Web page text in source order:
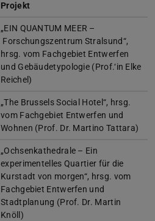
Projekt
„EIN QUANTUM MEER –
Forschungszentrum Stralsund“,
hrsg. vom Fachgebiet Entwerfen
und Gebäudetypologie (Prof.‘in Elke
Reichel)
„The Brussels Social Hotel“, hrsg.
vom Fachgebiet Entwerfen und
Wohnen (Prof. Dr. Martino Tattara)
„Ochsenkathedrale – Ein
experimentelles Quartier für die
Kurstadt von morgen“, hrsg. vom
Fachgebiet Entwerfen und
Stadtplanung (Prof. Dr. Martin
Knöll)